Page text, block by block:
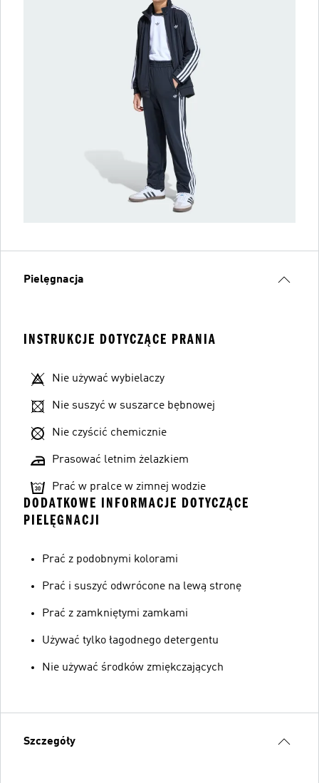
Pielęgnacja
INSTRUKCJE DOTYCZĄCE PRANIA
Nie używać wybielaczy
Nie suszyć w suszarce bębnowej
Nie czyścić chemicznie
Prasować letnim żelazkiem
Prać w pralce w zimnej wodzie
DODATKOWE INFORMACJE DOTYCZĄCE
PIELĘGNACJI
Prać z podobnymi kolorami
Prać i suszyć odwrócone na lewą stronę
Prać z zamkniętymi zamkami
Używać tylko łagodnego detergentu
Nie używać środków zmiękczających
Szczegóły